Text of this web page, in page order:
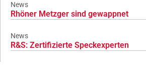
News
Rhöner Metzger sind gewappnet
News
R&S: Zertifizierte Speckexperten